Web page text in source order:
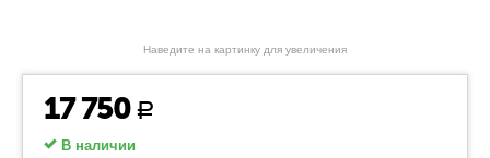
Наведите на картинку для увеличения
17 750 Р
В наличии